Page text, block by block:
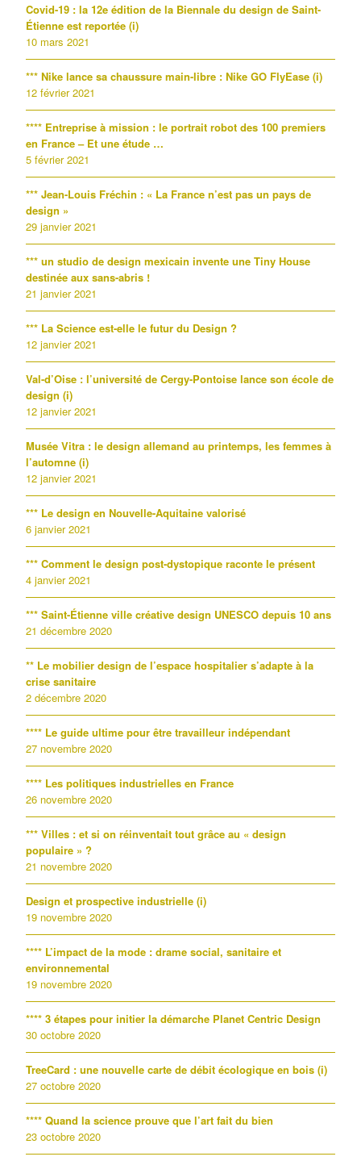
Covid-19 : la 12e édition de la Biennale du design de Saint-
Étienne est reportée (i)
10 mars 2021
*** Nike lance sa chaussure main-libre : Nike GO FlyEase (i)
12 février 2021
**** Entreprise à mission : le portrait robot des 100 premiers
en France – Et une étude …
5 février 2021
*** Jean-Louis Fréchin : « La France n’est pas un pays de
design »
29 janvier 2021
*** un studio de design mexicain invente une Tiny House
destinée aux sans-abris !
21 janvier 2021
*** La Science est-elle le futur du Design ?
12 janvier 2021
Val-d’Oise : l’université de Cergy-Pontoise lance son école de
design (i)
12 janvier 2021
Musée Vitra : le design allemand au printemps, les femmes à
l’automne (i)
12 janvier 2021
*** Le design en Nouvelle-Aquitaine valorisé
6 janvier 2021
*** Comment le design post-dystopique raconte le présent
4 janvier 2021
*** Saint-Étienne ville créative design UNESCO depuis 10 ans
21 décembre 2020
** Le mobilier design de l’espace hospitalier s’adapte à la
crise sanitaire
2 décembre 2020
**** Le guide ultime pour être travailleur indépendant
27 novembre 2020
**** Les politiques industrielles en France
26 novembre 2020
*** Villes : et si on réinventait tout grâce au « design
populaire » ?
21 novembre 2020
Design et prospective industrielle (i)
19 novembre 2020
**** L’impact de la mode : drame social, sanitaire et
environnemental
19 novembre 2020
**** 3 étapes pour initier la démarche Planet Centric Design
30 octobre 2020
TreeCard : une nouvelle carte de débit écologique en bois (i)
27 octobre 2020
**** Quand la science prouve que l’art fait du bien
23 octobre 2020